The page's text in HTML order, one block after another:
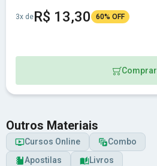
3x deR$ 13,30 60% OFF
Comprar
Outros Materiais
Cursos Online
Combo
Apostilas
Livros